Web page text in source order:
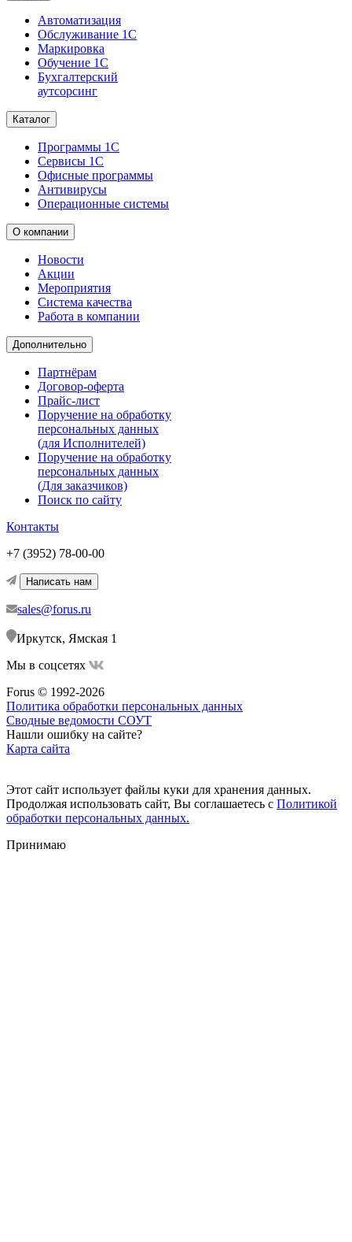
Автоматизация
Обслуживание 1С
Маркировка
Обучение 1С
Бухгалтерский
аутсорсинг
Каталог
Программы 1С
Сервисы 1С
Офисные программы
Антивирусы
Операционные системы
О компании
Новости
Акции
Мероприятия
Система качества
Работа в компании
Дополнительно
Партнёрам
Договор-оферта
Прайс-лист
Поручение на обработку
персональных данных
(для Исполнителей)
Поручение на обработку
персональных данных
(Для заказчиков)
Поиск по сайту
Контакты
+7 (3952) 78-00-00
Написать нам
sales@forus.ru
Иркутск, Ямская 1
Мы в соцсетях
Forus © 1992-2026
Политика обработки персональных данных
Сводные ведомости СОУТ
Нашли ошибку на сайте?
Карта сайта
Этот сайт использует файлы куки для хранения данных.
Продолжая использовать сайт, Вы соглашаетесь с Политикой
обработки персональных данных.
Принимаю